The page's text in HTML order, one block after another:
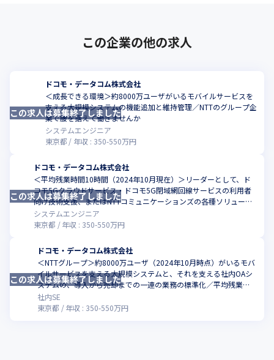
この企業の他の求人
ドコモ・データコム株式会社
＜成長できる環境＞約8000万ユーザがいるモバイルサービスを
支える大規模システムの機能追加と維持管理／NTTのグループ企
業で腰を据えて働きませんか
システムエンジニア
東京都
年収 : 350-550万円
この求人は募集終了しました
ドコモ・データコム株式会社
＜平均残業時間10時間（2024年10月現在）＞リーダーとして、ド
コモ5Gクラウドサービス・ドコモ5G閉域網回線サービスの利用者
向け技術支援、またはNTTコミュニケーションズの各種ソリューシ
ョン販売技術支援をおまかせ／NTTのグループ企業で腰を据えて働
きませんか
システムエンジニア
東京都
年収 : 350-550万円
この求人は募集終了しました
ドコモ・データコム株式会社
＜NTTグループ＞約8000万ユーザ（2024年10月時点）がいるモバ
イルサービスを支える大規模システムと、それを支える社内OAシ
ステムの、導入から売却までの一連の業務の標準化／平均残業時
間16時間（2023年4月時点）
社内SE
東京都
年収 : 350-550万円
この求人は募集終了しました